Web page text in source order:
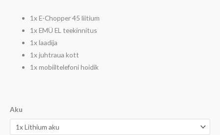
1x E-Chopper 45 liitium
1x EMÜ EL teekinnitus
1x laadija
1x juhtraua kott
1x mobiiltelefoni hoidik
Aku